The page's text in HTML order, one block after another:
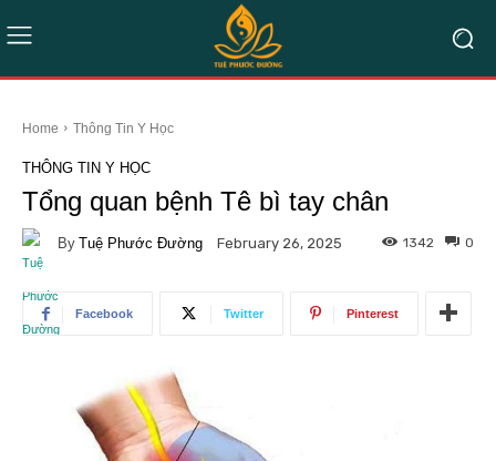
Home Thông Tin Y Học
THÔNG TIN Y HỌC
Tổng quan bệnh Tê bì tay chân
By Tuệ Phước Đường February 26, 2025 0
1342
Facebook Twitter Pinterest